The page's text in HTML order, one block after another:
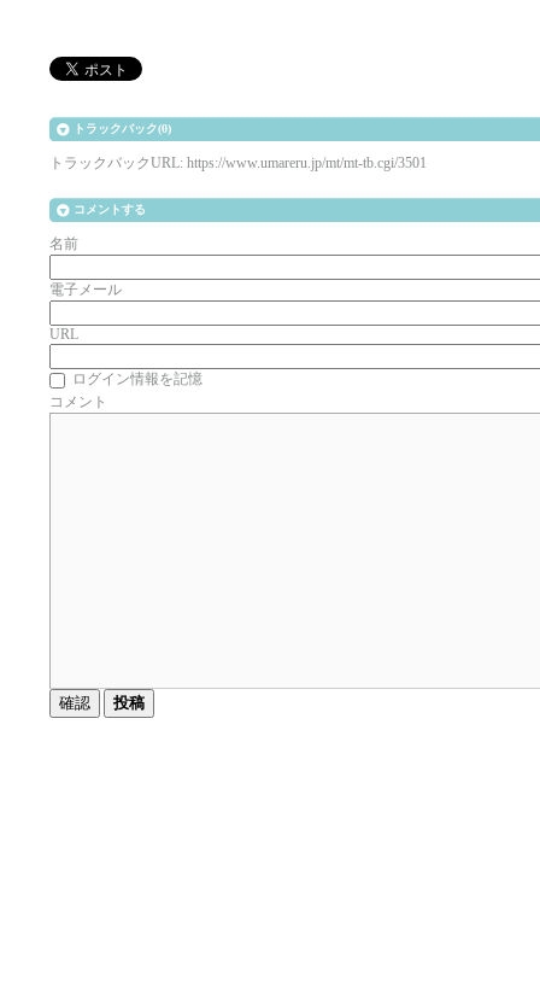
トラックバック(0)
トラックバックURL: https://www.umareru.jp/mt/mt-tb.cgi/3501
コメントする
名前
電子メール
URL
ログイン情報を記憶
コメント